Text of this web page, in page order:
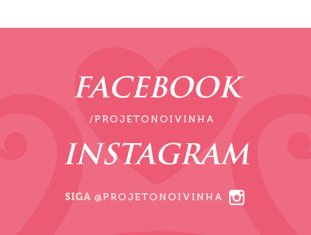
FACEBOOK
/PROJETONOIVINHA
INSTAGRAM
SIGA @PROJETONOIVINHA